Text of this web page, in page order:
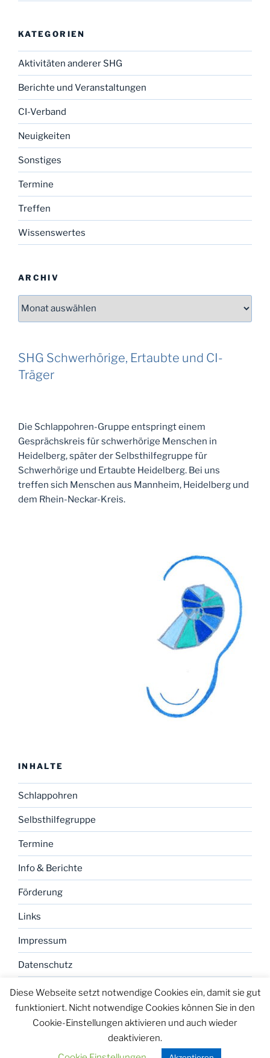
KATEGORIEN
Aktivitäten anderer SHG
Berichte und Veranstaltungen
CI-Verband
Neuigkeiten
Sonstiges
Termine
Treffen
Wissenswertes
ARCHIV
Archiv
SHG Schwerhörige, Ertaubte und CI-
Träger
Die Schlappohren-Gruppe entspringt einem
Gesprächskreis für schwerhörige Menschen in
Heidelberg, später der Selbsthilfegruppe für
Schwerhörige und Ertaubte Heidelberg. Bei uns
treffen sich Menschen aus Mannheim, Heidelberg und
dem Rhein-Neckar-Kreis.
INHALTE
Schlappohren
Selbsthilfegruppe
Termine
Info & Berichte
Förderung
Links
Impressum
Datenschutz
Stolz präsentiert von WordPress
Diese Webseite setzt notwendige Cookies ein, damit sie gut
funktioniert. Nicht notwendige Cookies können Sie in den
Cookie-Einstellungen aktivieren und auch wieder
deaktivieren.